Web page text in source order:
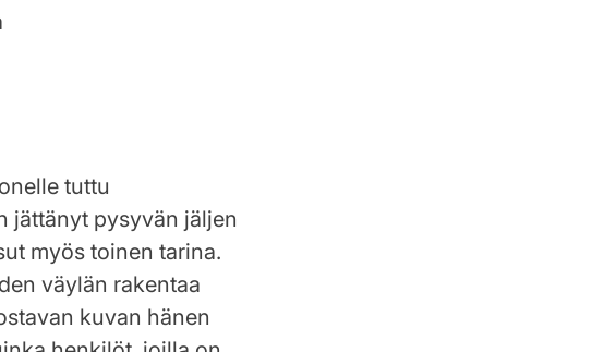
tuttu
jättänyt pysyvän jäljen
myös toinen tarina.
väylän rakentaa
kuvan hänen